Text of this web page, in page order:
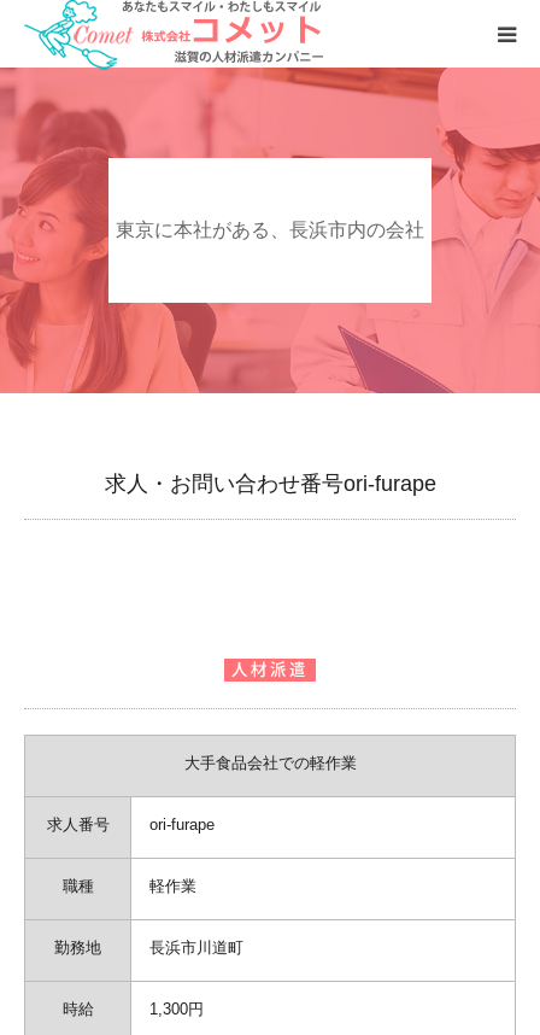
東京に本社がある、長浜市内の会社
求人・お問い合わせ番号ori-furape
大手食品会社での軽作業
求人番号 ori-furape
職種 軽作業
勤務地 長浜市川道町
時給 1,300円
お仕事をおさがしの方へ
人材をおさがしの企業様へ
会社案内